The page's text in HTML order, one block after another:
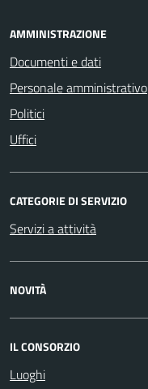
AMMINISTRAZIONE
Documenti e dati
Personale amministrativo
Politici
Uffici
CATEGORIE DI SERVIZIO
Servizi a attività
NOVITÀ
IL CONSORZIO
Luoghi